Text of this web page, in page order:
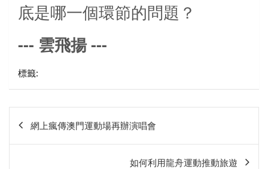
底是哪一個環節的問題？
--- 雲飛揚---
標籤:
章
網上瘋傳澳門運動場再辦演唱會
如何利用龍舟運動推動旅遊